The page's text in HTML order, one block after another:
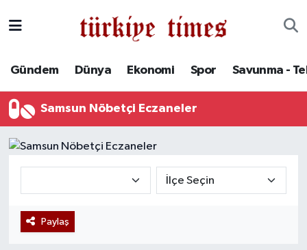
Gündem Dünya Ekonomi Spor Savunma -
Samsun Nöbetçi Eczaneler
Paylaş
Savunma - Teknoloji
Kültür - Sanat
Son Dakika Haberleri
Haber Arşivi